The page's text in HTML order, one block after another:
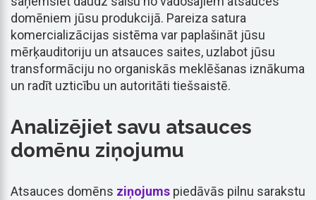
domēniem jūsu produkcijā. Pareiza satura
komercializācijas sistēma var paplašināt jūsu
mērķauditoriju un atsauces saites, uzlabot jūsu
transformāciju no organiskās meklēšanas iznākuma
un radīt uzticību un autoritāti tiešsaistē.
Analizējiet savu atsauces
domēnu ziņojumu
Atsauces domēns ziņojums piedāvās pilnu sarakstu